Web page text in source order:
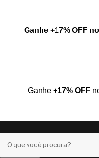
Ganhe +17% OFF
Ganhe +17% OFF